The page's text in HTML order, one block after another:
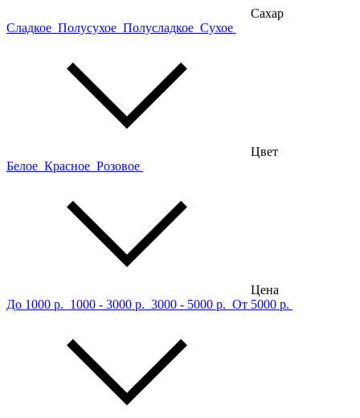
Сахар
Сладкое Полусухое Полусладкое Сухое
Цвет
Белое Красное Розовое
Цена
До 1000 р. 1000 - 3000 р. 3000 - 5000 р. От 5000 р.